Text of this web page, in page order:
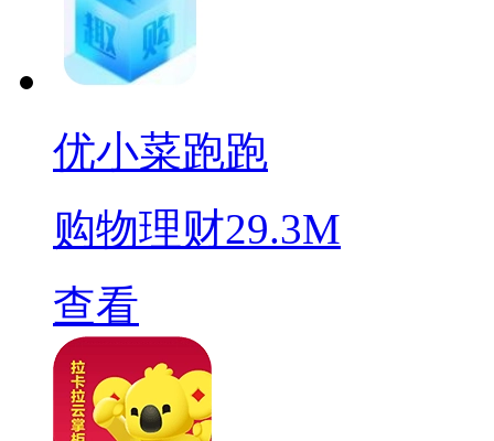
优小菜跑跑
购物理财29.3M
查看